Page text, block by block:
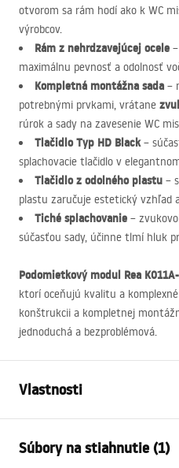
otvorom sa rám hodí ako k WC
výrobcov.
Rám z nehrdzavejúcej ocele
maximálnu pevnosť a odolnosť
Kompletná montážna sada –
potrebnými prvkami, vrátane
rúrok a sady na zavesenie WC
Tlačidlo Typ HD Black–
splachovacie tlačidlo v
Tlačidlo z odolného plastu –
plastu zaručuje estetický vzhľad
Tiché splachovanie –
súčasťou sady, účinne tlmí hluk
Podomietkový modul Rea
ktorí oceňujú kvalitu a
konštrukcii a kompletnej
jednoduchá a bezproblémová.
Vlastnosti
Typ lampy
Súbory na stiahnutie (1)